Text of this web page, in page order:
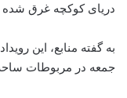
دریای کوکچه غرق شده
به گفته منابع، این
جمعه در مربوطات